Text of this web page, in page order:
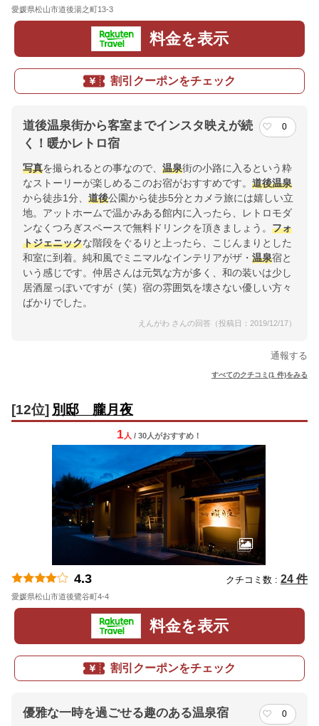
愛媛県松山市道後湯之町13-3
料金を表示
割引クーポンをチェック
道後温泉街から客室までインスタ映えが続
く！暖かレトロ宿
0
写真を撮られるとの事なので、 温泉街の小路に入るという粋
なストーリーが楽しめるこのお宿がおすすめです。 道後温泉
から徒歩1分、 道後公園から徒歩5分とカメラ旅には嬉しい立
地。アットホームで温かみある館内に入ったら、レトロモダ
ンなくつろぎスペースで無料ドリンクを頂きましょう。 フォ
トジェニックな階段をぐるりと上ったら、こじんまりとした
和室に到着。純和風でミニマルなインテリアがザ・ 温泉宿と
いう感じです。仲居さんは元気な方が多く、和の装いは少し
居酒屋っぽいですが（笑）宿の雰囲気を壊さない優しい方々
ばかりでした。
えんがわ さんの回答（投稿日：2019/12/17）
通報する
すべてのクチコミ(1 件)をみる
[12位] 別邸 朧月夜
1 人 / 30人がおすすめ！
4.3 クチコミ数 : 24 件
愛媛県松山市道後鷺谷町4-4
料金を表示
割引クーポンをチェック
優雅な一時を過ごせる趣のある温泉宿 0